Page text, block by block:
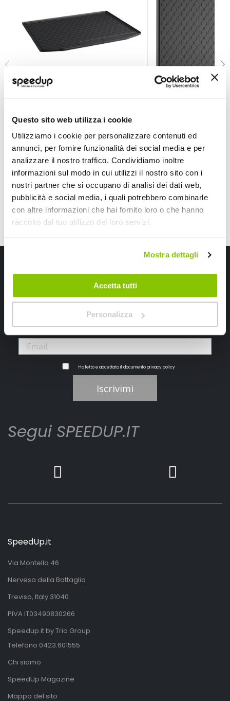
Questo sito web utilizza i cookie
Utilizziamo i cookie per personalizzare contenuti ed
annunci, per fornire funzionalità dei social media e per
analizzare il nostro traffico. Condividiamo inoltre
informazioni sul modo in cui utilizzi il nostro sito con i
nostri partner che si occupano di analisi dei dati web,
pubblicità e social media, i quali potrebbero combinarle
con altre informazioni che hai fornito loro o che hanno
raccolto dal tuo utilizzo dei loro servizi.
Mostra dettagli
Accetta tutti
Personalizza
Vasca baule su misura Ford Galaxy 2015>2019 -
LAMPA
speciale
70,25 € -31%
Spedizione gratuita!
Vasca baule su
Prezzo
speciale
70,25 €
Spedizione gratuita!
Iscriviti alla newsletter Speedup
Ricevi subito uno sconto del 10% per il tuo primo acquisto online!
Ho letto e accettato il documentoprivacy policy
Iscrivimi
Segui SPEEDUP.IT
SpeedUp.it
Via Montello 46
Nervesa della Battaglia
Treviso, Italy 31040
PIVA IT03490830266
Speedup.it by Trio Group
Telefono 0423.601555
Chi siamo
SpeedUp Magazine
Mappa del sito